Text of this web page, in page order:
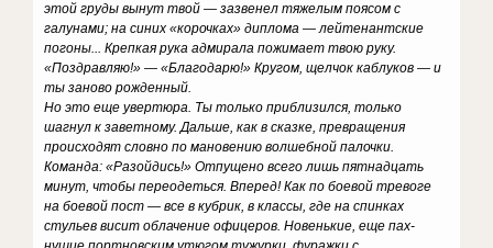
этой груды вынут твой — зазвенел тяжелым поясом с
галунами; на синих «корочках» диплома — лейтенантские
погоны... Крепкая рука адмирала пожимает твою руку.
«Поздравляю!» — «Благодарю!» Кругом, щелчок каблуков — и
ты заново рожденный.
Но это еще увертюра. Ты только приблизился, только
шагнул к заветному. Дальше, как в сказке, превращения
происходят словно по мановению волшебной палочки.
Команда: «Разойдись!» Отпущено всего лишь пятнадцать
минут, чтобы переодеться. Вперед! Как по боевой тревоге
на боевой пост — все в кубрик, в классы, где на спинках
стульев висит облачение офицеров. Новенькие, еще пах-